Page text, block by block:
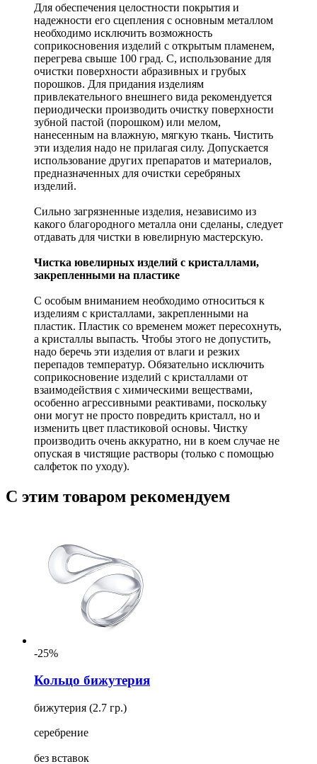
Для обеспечения целостности покрытия и
надежности его сцепления с основным металлом
необходимо исключить возможность
соприкосновения изделий с открытым пламенем,
перегрева свыше 100 град. С, использование для
очистки поверхности абразивных и грубых
порошков. Для придания изделиям
привлекательного внешнего вида рекомендуется
периодически производить очистку поверхности
зубной пастой (порошком) или мелом,
нанесенным на влажную, мягкую ткань. Чистить
эти изделия надо не прилагая силу. Допускается
использование других препаратов и материалов,
предназначенных для очистки серебряных
изделий.
Сильно загрязненные изделия, независимо из
какого благородного металла они сделаны, следует
отдавать для чистки в ювелирную мастерскую.
Чистка ювелирных изделий с кристаллами,
закрепленными на пластике
С особым вниманием необходимо относиться к
изделиям с кристаллами, закрепленными на
пластик. Пластик со временем может пересохнуть,
а кристаллы выпасть. Чтобы этого не допустить,
надо беречь эти изделия от влаги и резких
перепадов температур. Обязательно исключить
соприкосновение изделий с кристаллами от
взаимодействия с химическими веществами,
особенно агрессивными реактивами, поскольку
они могут не просто повредить кристалл, но и
изменить цвет пластиковой основы. Чистку
производить очень аккуратно, ни в коем случае не
опуская в чистящие растворы (только с помощью
салфеток по уходу).
С этим товаром рекомендуем
-25%
Кольцо бижутерия
бижутерия (2.7 гр.)
серебрение
без вставок